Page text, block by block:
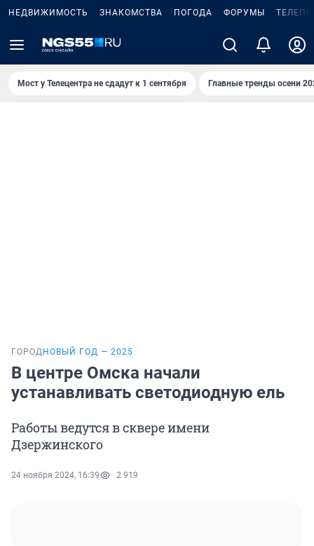
НЕДВИЖИМОСТЬ ЗНАКОМСТВА ПОГОДА ФОРУМЫ
Мост у Телецентра не сдадут к 1 сентября Главные тренды осени
ГОРОД НОВЫЙ ГОД — 2025
В центре Омска начали
устанавливать светодиодную ель
Работы ведутся в сквере имени
Дзержинского
24 ноября 2024, 16:39 2 919